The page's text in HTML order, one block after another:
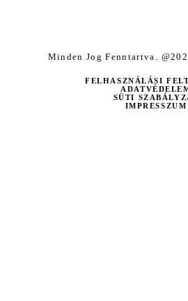
Minden Jog Fenntartva.
FELHASZNÁLÁSI
SÜTI
IMPRESSZUM